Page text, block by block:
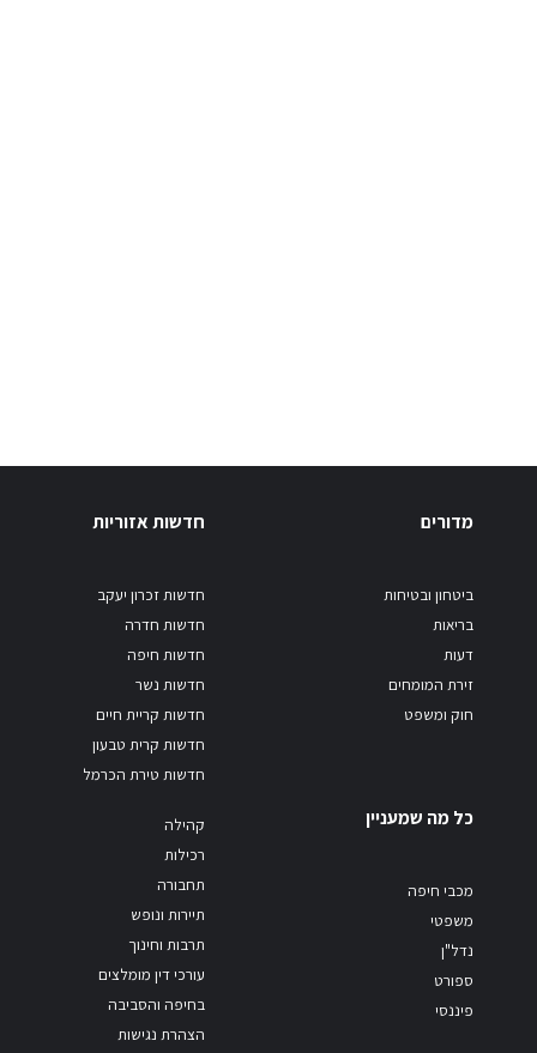
מדורים
ביטחון ובטיחות
בריאות
דעות
זירת המומחים
חוק ומשפט
חדשות אזוריות
חדשות זכרון יעקב
חדשות חדרה
חדשות חיפה
חדשות נשר
חדשות קריית חיים
חדשות קרית טבעון
חדשות טירת הכרמל
כל מה שמעניין
מכבי חיפה
משפטי
נדל"ן
ספורט
פיננסי
קהילה
רכילות
תחבורה
תיירות ונופש
תרבות וחינוך
עורכי דין מומלצים
בחיפה והסביבה
הצהרת נגישות